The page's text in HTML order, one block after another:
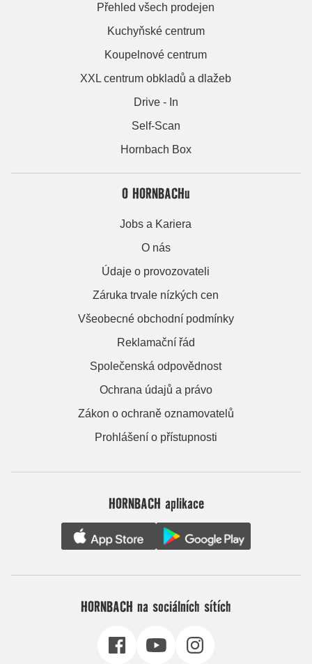
Přehled všech prodejen
Kuchyňské centrum
Koupelnové centrum
XXL centrum obkladů a dlažeb
Drive - In
Self-Scan
Hornbach Box
O HORNBACHu
Jobs a Kariera
O nás
Údaje o provozovateli
Záruka trvale nízkých cen
Všeobecné obchodní podmínky
Reklamační řád
Společenská odpovědnost
Ochrana údajů a právo
Zákon o ochraně oznamovatelů
Prohlášení o přístupnosti
HORNBACH aplikace
HORNBACH na sociálních sítích